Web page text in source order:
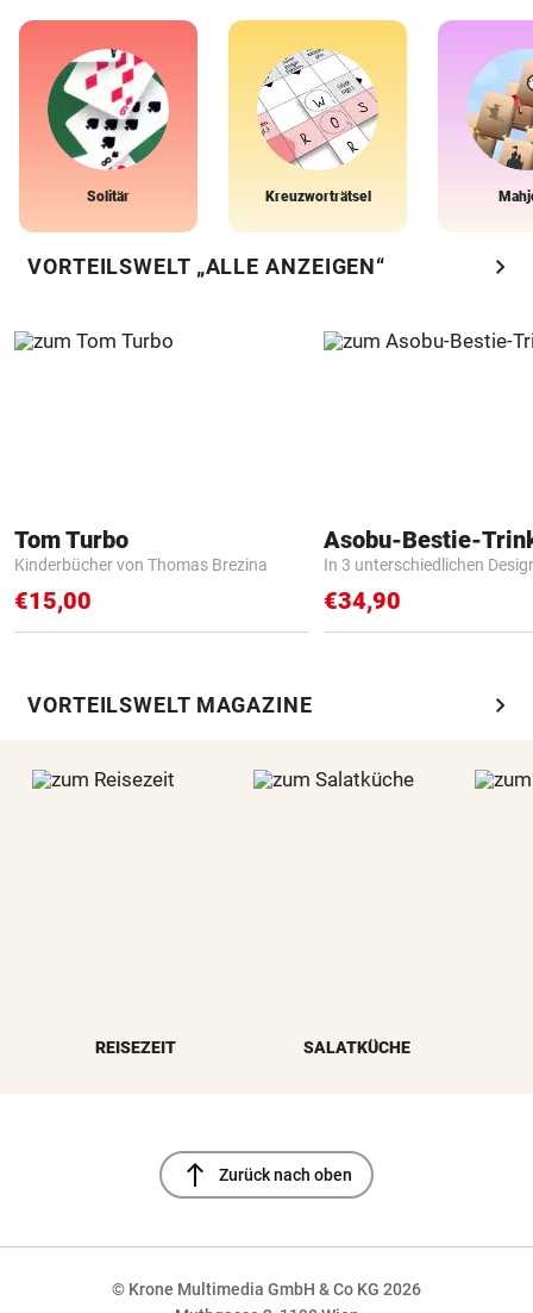
Solitär Kreuzworträtsel
VORTEILSWELT „ALLE ANZEIGEN“ chevron_right
Tom Turbo
Kinderbücher von Thomas Brezina
€15,00
Asobu-Bestie-
In 3 unterschiedlichen
€34,90
VORTEILSWELT MAGAZINE chevron_right
REISEZEIT SALATKÜCHE
north Zurück nach oben
© Krone Multimedia GmbH & Co KG 2026